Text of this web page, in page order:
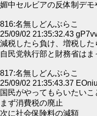
媚中セルビアの反体制デモ
816:名無しどんぶらこ
25/09/02 21:35:32.43
減税したら負け、増税した
自民党執行部と財務省は
817:名無しどんぶらこ
25/09/02 21:35:43.37
国民がやってもらいたいこ
まず消費税の廃止
次に社会保険料の減額